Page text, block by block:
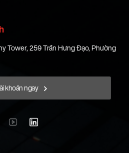
khoản ngay
Tower, 259 Trần Hưng Đạo, Phường